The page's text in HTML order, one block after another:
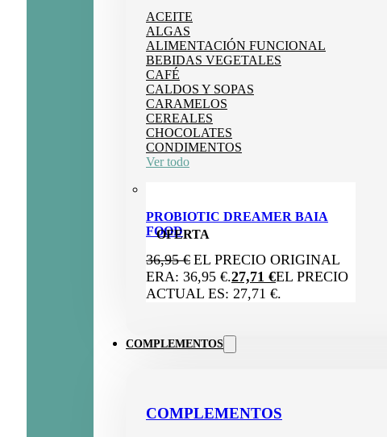
ACEITE
ALGAS
ALIMENTACIÓN FUNCIONAL
BEBIDAS VEGETALES
CAFÉ
CALDOS Y SOPAS
CARAMELOS
CEREALES
CHOCOLATES
CONDIMENTOS
Ver todo
OFERTA
PROBIOTIC DREAMER BAIA
FOOD
36,95€ EL PRECIO ORIGINAL
ERA: 36,95 €.27,71 €EL PRECIO
ACTUAL ES: 27,71 €.
COMPLEMENTOS
COMPLEMENTOS